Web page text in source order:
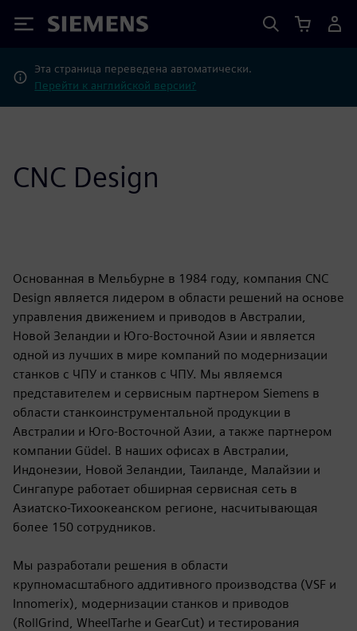
Siemens
Эта страница переведена автоматически.
Перейти к английской версии?
CNC Design
Основанная в Мельбурне в 1984 году, компания CNC
Design является лидером в области решений на основе
управления движением и приводов в Австралии,
Новой Зеландии и Юго-Восточной Азии и является
одной из лучших в мире компаний по модернизации
станков с ЧПУ и станков с ЧПУ. Мы являемся
представителем и сервисным партнером Siemens в
области станкоинструментальной продукции в
Австралии и Юго-Восточной Азии, а также партнером
компании Güdel. В наших офисах в Австралии,
Индонезии, Новой Зеландии, Таиланде, Малайзии и
Сингапуре работает обширная сервисная сеть в
Азиатско-Тихоокеанском регионе, насчитывающая
более 150 сотрудников.
Мы разработали решения в области
крупномасштабного аддитивного производства (VSF и
Innomerix), модернизации станков и приводов
(RollGrind, WheelTarhe и GearCut) и тестирования